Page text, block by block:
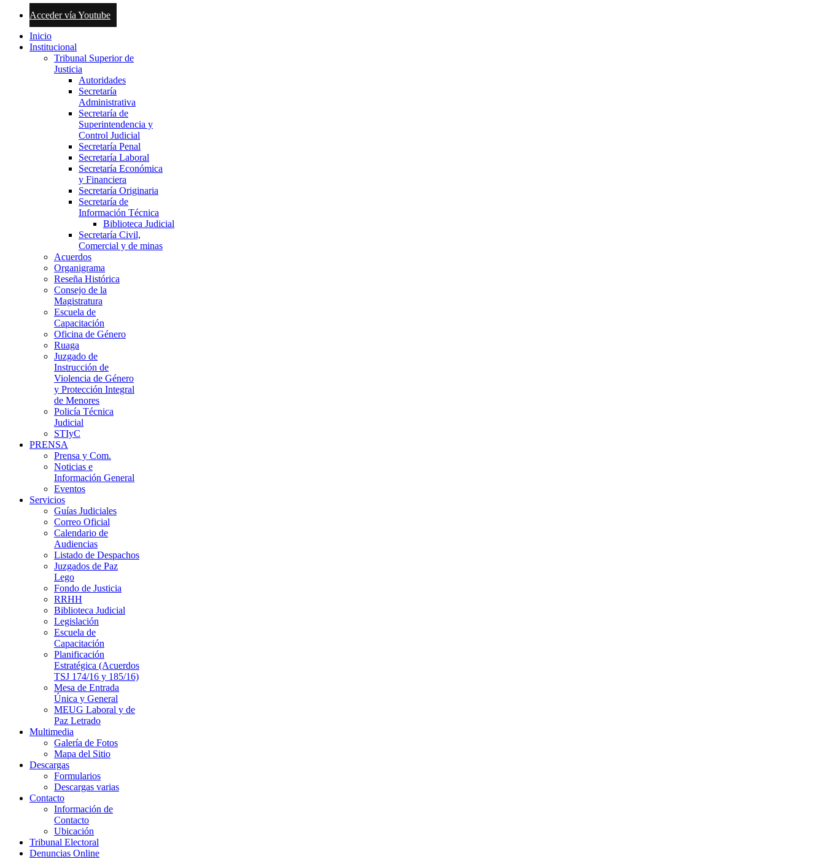
Acceder vía Youtube
Inicio
Institucional
Tribunal Superior de
Justicia
Autoridades
Secretaría
Administrativa
Secretaría de
Superintendencia y
Control Judicial
Secretaría Penal
Secretaría Laboral
Secretaría Económica
y Financiera
Secretaría Originaria
Secretaría de
Información Técnica
Biblioteca Judicial
Secretaría Civil,
Comercial y de minas
Acuerdos
Organigrama
Reseña Histórica
Consejo de la
Magistratura
Escuela de
Capacitación
Oficina de Género
Ruaga
Juzgado de
Instrucción de
Violencia de Género
y Protección Integral
de Menores
Policía Técnica
Judicial
STIyC
PRENSA
Prensa y Com.
Noticias e
Información General
Eventos
Servicios
Guías Judiciales
Correo Oficial
Calendario de
Audiencias
Listado de Despachos
Juzgados de Paz
Lego
Fondo de Justicia
RRHH
Biblioteca Judicial
Legislación
Escuela de
Capacitación
Planificación
Estratégica (Acuerdos
TSJ 174/16 y 185/16)
Mesa de Entrada
Única y General
MEUG Laboral y de
Paz Letrado
Multimedia
Galería de Fotos
Mapa del Sitio
Descargas
Formularios
Descargas varias
Contacto
Información de
Contacto
Ubicación
Tribunal Electoral
Denuncias Online